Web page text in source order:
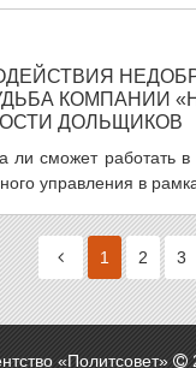
КОМПАНИИ
ДОЛЬЩИКОВ
ли сможет работать в
управления в
1 2 3
«Политсовет»